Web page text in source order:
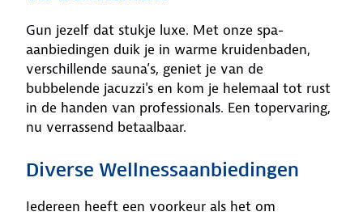
Gun jezelf dat stukje luxe. Met onze spa-
aanbiedingen duik je in warme kruidenbaden,
verschillende sauna’s, geniet je van de
bubbelende jacuzzi's en kom je helemaal tot rust
in de handen van professionals. Een topervaring,
nu verrassend betaalbaar.
Diverse Wellnessaanbiedingen
Iedereen heeft een voorkeur als het om